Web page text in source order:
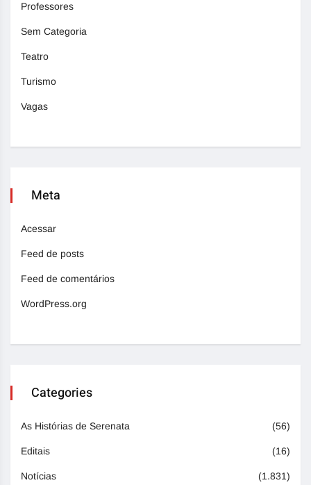
Professores
Sem Categoria
Teatro
Turismo
Vagas
Meta
Acessar
Feed de posts
Feed de comentários
WordPress.org
Categories
As Histórias de Serenata (56)
Editais (16)
Notícias (1.831)